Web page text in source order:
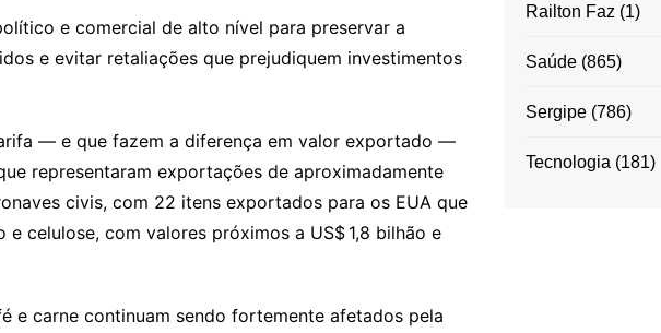
e comercial de alto nível para preservar a
e evitar retaliações que prejudiquem investimentos
— e que fazem a diferença em valor exportado —
representaram exportações de aproximadamente
civis, com 22 itens exportados para os EUA que
celulose, com valores próximos a US$ 1,8 bilhão e
e carne continuam sendo fortemente afetados pela
Railton Faz (1)
Saúde (865)
Sergipe (786)
Tecnologia (181)